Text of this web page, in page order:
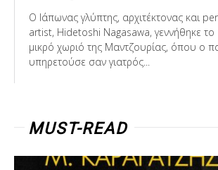
O Ιάπωνας γλύπτης, αρχιτέκτονας και
artist, Hidetoshi Nagasawa, γεννήθηκε
μικρό χωριό της Μαντζουρίας, όπου ο
υπηρετούσε σαν γιατρός...
MUST-READ